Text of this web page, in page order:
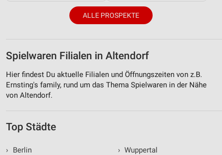
ALLE PROSPEKTE
Spielwaren Filialen in Altendorf
Hier findest Du aktuelle Filialen und Öffnungszeiten von z.B.
Ernsting's family, rund um das Thema Spielwaren in der Nähe
von Altendorf.
Top Städte
›
Berlin
› Wuppertal